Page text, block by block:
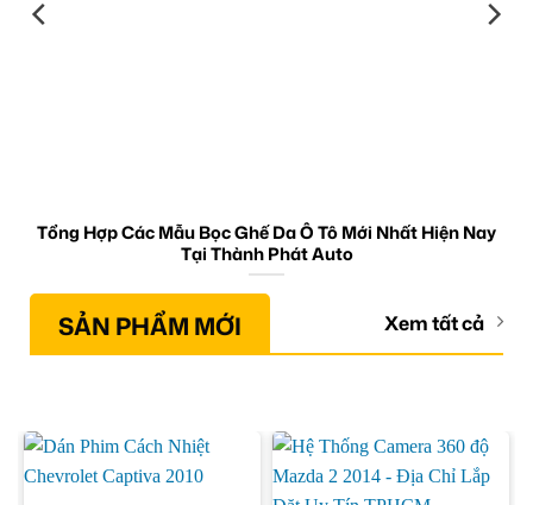
Tổng Hợp Các Mẫu Bọc Ghế Da Ô Tô Mới Nhất Hiện Nay
Tại Thành Phát Auto
SẢN PHẨM MỚI Xem tất cả